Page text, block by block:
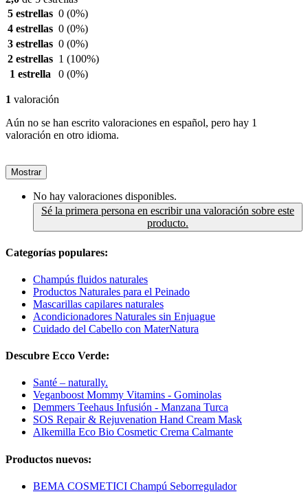
5 estrellas 0 (0%)
4 estrellas 0 (0%)
3 estrellas 0 (0%)
2 estrellas 1 (100%)
1 estrella
0 (0%)
1 valoración
Aún no se han escrito valoraciones en español, pero hay 1
valoración en otro idioma.
Mostrar
No hay valoraciones disponibles.
Sé la primera persona en escribir una valoración sobre este
producto.
Categorías populares:
Champús fluidos naturales
Productos Naturales para el Peinado
Mascarillas capilares naturales
Acondicionadores Naturales sin Enjuague
Cuidado del Cabello con MaterNatura
Descubre Ecco Verde:
Santé – naturally.
Veganboost Mommy Vitamins - Gominolas
Demmers Teehaus Infusión - Manzana Turca
SOS Repair & Rejuvenation Hand Cream Mask
Alkemilla Eco Bio Cosmetic Crema Calmante
Productos nuevos:
BEMA COSMETICI Champú Seborregulador